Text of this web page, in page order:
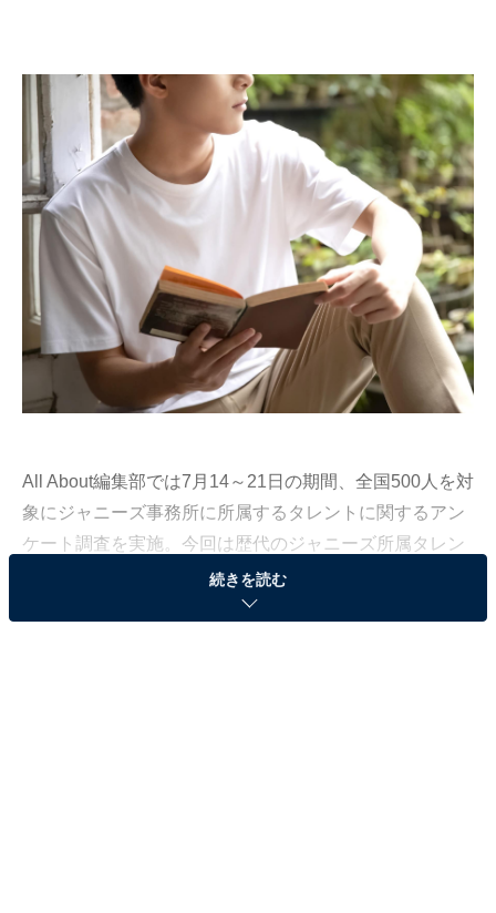
All About編集部では7月14～21日の期間、全国500人を対
象にジャニーズ事務所に所属するタレントに関するアン
ケート調査を実施。今回は歴代のジャニーズ所属タレン
トの中で「実は高学歴と知って驚いた人」について聞い
た結果を、ランキング形式で発表します！
続きを読む